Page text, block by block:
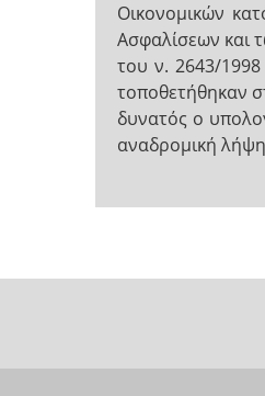
Οικονομικών
Ασφαλίσεων και
του ν. 2643/1998
τοποθετήθηκαν
δυνατός ο
αναδρομική